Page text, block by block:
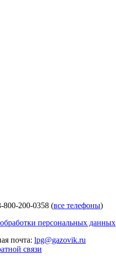
800-200-0358 (все телефоны)
персональных данных
почта: lpg@gazovik.ru
связи